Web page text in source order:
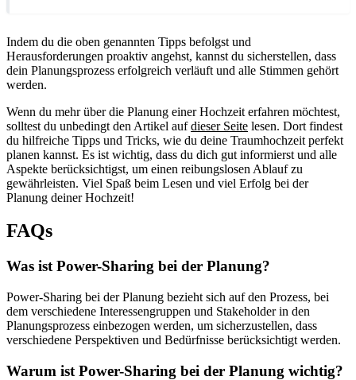
Indem du die oben genannten Tipps befolgst und
Herausforderungen proaktiv angehst, kannst du sicherstellen, dass
dein Planungsprozess erfolgreich verläuft und alle Stimmen gehört
werden.
Wenn du mehr über die Planung einer Hochzeit erfahren möchtest,
solltest du unbedingt den Artikel aufdieser Seite lesen. Dort findest
du hilfreiche Tipps und Tricks, wie du deine Traumhochzeit perfekt
planen kannst. Es ist wichtig, dass du dich gut informierst und alle
Aspekte berücksichtigst, um einen reibungslosen Ablauf zu
gewährleisten. Viel Spaß beim Lesen und viel Erfolg bei der
Planung deiner Hochzeit!
FAQs
Was ist Power-Sharing bei der Planung?
Power-Sharing bei der Planung bezieht sich auf den Prozess, bei
dem verschiedene Interessengruppen und Stakeholder in den
Planungsprozess einbezogen werden, um sicherzustellen, dass
verschiedene Perspektiven und Bedürfnisse berücksichtigt werden.
Warum ist Power-Sharing bei der Planung wichtig?